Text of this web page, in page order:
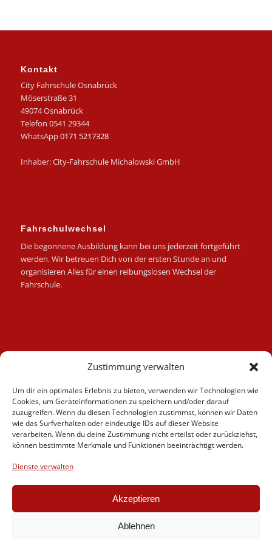
Zustimmung verwalten
Um dir ein optimales Erlebnis zu bieten, verwenden wir Technologien wie
Cookies, um Geräteinformationen zu speichern und/oder darauf
zuzugreifen. Wenn du diesen Technologien zustimmst, können wir Daten
wie das Surfverhalten oder eindeutige IDs auf dieser Website
verarbeiten. Wenn du deine Zustimmung nicht erteilst oder zurückziehst,
können bestimmte Merkmale und Funktionen beeinträchtigt werden.
Dienste verwalten
Akzeptieren
Ablehnen
Kontakt
City Fahrschule Osnabrück
Möserstraße 31
49074 Osnabrück
Telefon 0541 29344
WhatsApp0171 5217328
Inhaber: City-Fahrschule Michalowski GmbH
Fahrschulwechsel
Die begonnene Ausbildung kann bei uns jederzeit fortgeführt
werden. Wir betreuen Dich von der ersten Stunde an und
organisieren Alles für einen reibungslosen Wechsel der
Fahrschule.
Fahrlehrer
Fahrschule
Motorrad
News
Videos